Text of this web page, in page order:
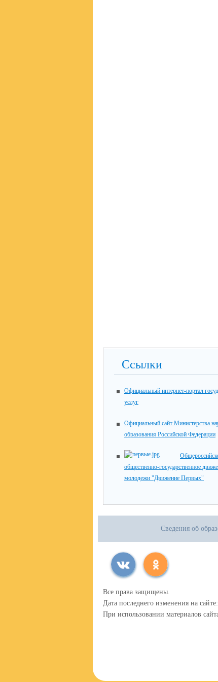
Ссылки
Официальный интернет-портал
услуг
Официальный сайт Министерства
образования Российской Федерации
общественно-государственное
молодежи "Движение Первых"
Сведения об
Все права защищены.
Дата последнего изменения на
При использовании материалов